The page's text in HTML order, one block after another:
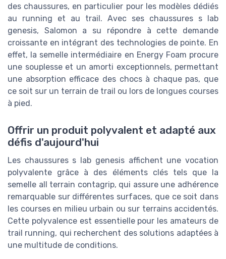
des chaussures, en particulier pour les modèles dédiés
au running et au trail. Avec ses chaussures s lab
genesis, Salomon a su répondre à cette demande
croissante en intégrant des technologies de pointe. En
effet, la semelle intermédiaire en Energy Foam procure
une souplesse et un amorti exceptionnels, permettant
une absorption efficace des chocs à chaque pas, que
ce soit sur un terrain de trail ou lors de longues courses
à pied.
Offrir un produit polyvalent et adapté aux
défis d'aujourd'hui
Les chaussures s lab genesis affichent une vocation
polyvalente grâce à des éléments clés tels que la
semelle all terrain contagrip, qui assure une adhérence
remarquable sur différentes surfaces, que ce soit dans
les courses en milieu urbain ou sur terrains accidentés.
Cette polyvalence est essentielle pour les amateurs de
trail running, qui recherchent des solutions adaptées à
une multitude de conditions.